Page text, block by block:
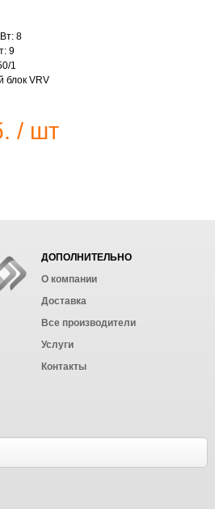
8
9
1
блок VRV
/ шт
ДОПОЛНИТЕЛЬНО
О компании
Доставка
Все производители
Услуги
Контакты